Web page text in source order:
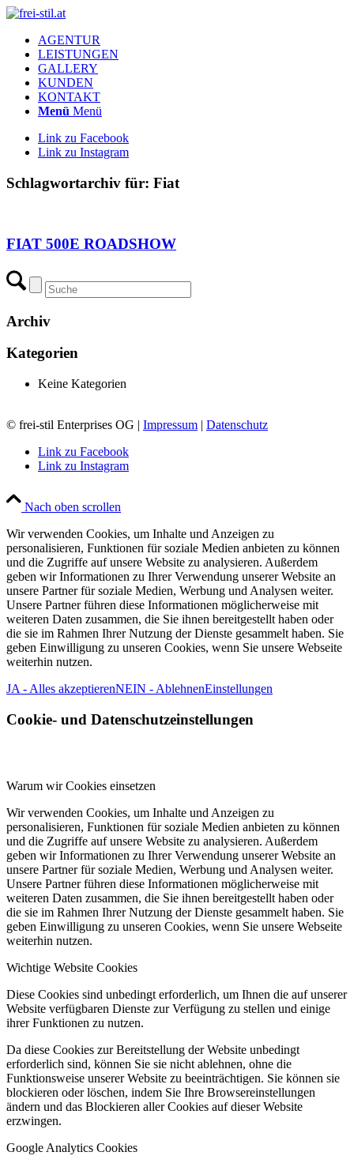
AGENTUR
LEISTUNGEN
GALLERY
KUNDEN
KONTAKT
Menü Menü
Link zu Facebook
Link zu Instagram
Schlagwortarchiv für: Fiat
FIAT 500E ROADSHOW
Archiv
Kategorien
Keine Kategorien
© frei-stil Enterprises OG | Impressum | Datenschutz
Link zu Facebook
Link zu Instagram
Nach oben scrollen
Wir verwenden Cookies, um Inhalte und Anzeigen zu
personalisieren, Funktionen für soziale Medien anbieten zu können
und die Zugriffe auf unsere Website zu analysieren. Außerdem
geben wir Informationen zu Ihrer Verwendung unserer Website an
unsere Partner für soziale Medien, Werbung und Analysen weiter.
Unsere Partner führen diese Informationen möglicherweise mit
weiteren Daten zusammen, die Sie ihnen bereitgestellt haben oder
die sie im Rahmen Ihrer Nutzung der Dienste gesammelt haben. Sie
geben Einwilligung zu unseren Cookies, wenn Sie unsere Webseite
weiterhin nutzen.
JA - Alles akzeptierenNEIN - AblehnenEinstellungen
Cookie- und Datenschutzeinstellungen
Warum wir Cookies einsetzen
Wir verwenden Cookies, um Inhalte und Anzeigen zu
personalisieren, Funktionen für soziale Medien anbieten zu können
und die Zugriffe auf unsere Website zu analysieren. Außerdem
geben wir Informationen zu Ihrer Verwendung unserer Website an
unsere Partner für soziale Medien, Werbung und Analysen weiter.
Unsere Partner führen diese Informationen möglicherweise mit
weiteren Daten zusammen, die Sie ihnen bereitgestellt haben oder
die sie im Rahmen Ihrer Nutzung der Dienste gesammelt haben. Sie
geben Einwilligung zu unseren Cookies, wenn Sie unsere Webseite
weiterhin nutzen.
Wichtige Website Cookies
Diese Cookies sind unbedingt erforderlich, um Ihnen die auf unserer
Website verfügbaren Dienste zur Verfügung zu stellen und einige
ihrer Funktionen zu nutzen.
Da diese Cookies zur Bereitstellung der Website unbedingt
erforderlich sind, können Sie sie nicht ablehnen, ohne die
Funktionsweise unserer Website zu beeinträchtigen. Sie können sie
blockieren oder löschen, indem Sie Ihre Browsereinstellungen
ändern und das Blockieren aller Cookies auf dieser Website
erzwingen.
Google Analytics Cookies